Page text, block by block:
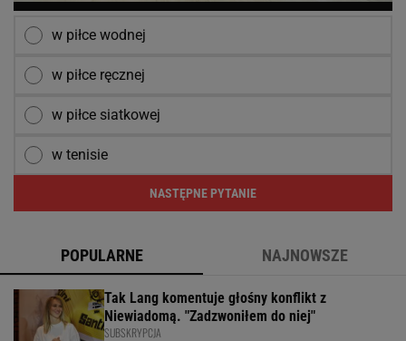
w piłce wodnej
w piłce ręcznej
w piłce siatkowej
w tenisie
NASTĘPNE PYTANIE
POPULARNE NAJNOWSZE
Tak Lang komentuje głośny konflikt z
Niewiadomą. "Zadzwoniłem do niej"
SUBSKRYPCJA